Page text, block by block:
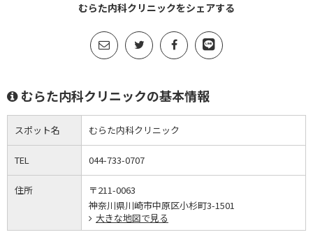
むらた内科クリニックをシェアする
むらた内科クリニックの基本情報
スポット名 むらた内科クリニック
TEL 044-733-0707
住所
〒211-0063
神奈川県川崎市中原区小杉町3-1501
大きな地図で見る